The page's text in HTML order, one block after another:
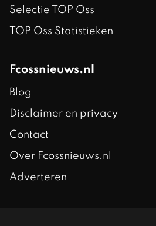
Selectie TOP Oss
TOP Oss Statistieken
Fcossnieuws.nl
Blog
Disclaimer en privacy
Contact
Over Fcossnieuws.nl
Adverteren